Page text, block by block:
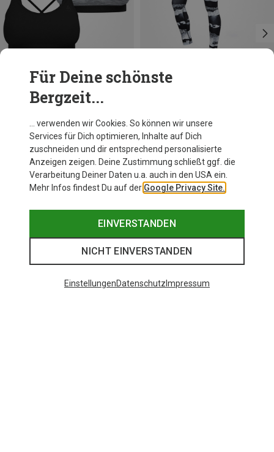
Du sparst 38%
Für Deine schönste
Bergzeit...
… verwenden wir Cookies. So können wir unsere
Services für Dich optimieren, Inhalte auf Dich
zuschneiden und dir entsprechend personalisierte
Anzeigen zeigen. Deine Zustimmung schließt ggf. die
Verarbeitung Deiner Daten u.a. auch in den USA ein.
Mehr Infos findest Du auf der Google Privacy Site.
EINVERSTANDEN
NICHT EINVERSTANDEN
EinstellungenDatenschutz Impressum